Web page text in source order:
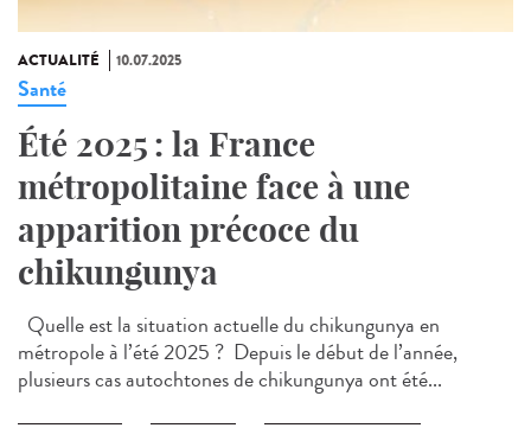
ACTUALITÉ 10.07.2025
Santé
Été 2025 : la France
métropolitaine face à une
apparition précoce du
chikungunya
Quelle est la situation actuelle du chikungunya en
métropole à l’été 2025 ? Depuis le début de l’année,
plusieurs cas autochtones de chikungunya ont été...